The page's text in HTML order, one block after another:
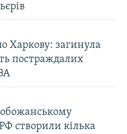
Харкову: загинула
постраждалих
створили кілька